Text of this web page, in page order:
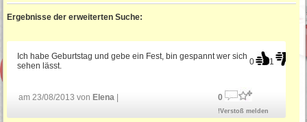
Ergebnisse der erweiterten Suche:
0 1
Ich habe Geburtstag und gebe ein Fest, bin gespannt wer sich
sehen lässt.
am 23/08/2013 von Elena 0
!Verstoß melden